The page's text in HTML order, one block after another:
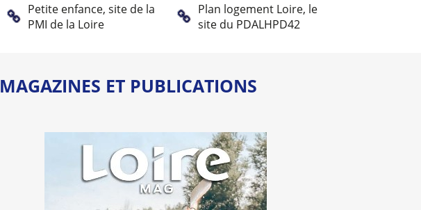
Petite enfance, site de la
PMI de la Loire
Plan logement Loire, le
site du PDALHPD42
MAGAZINES ET PUBLICATIONS